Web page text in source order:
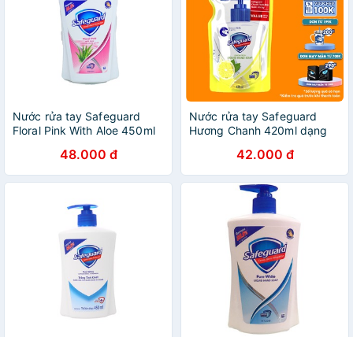
Nước rửa tay Safeguard
Floral Pink With Aloe 450ml
48.000 đ
Nước rửa tay Safeguard
Hương Chanh 420ml dạng
42.000 đ